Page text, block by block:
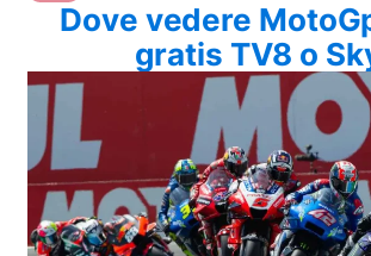
Dove vedere
gratis TV8 o